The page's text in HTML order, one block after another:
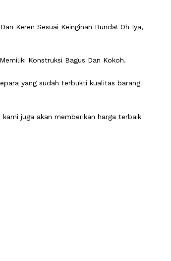
Keren Sesuai Keinginan Bunda! Oh Iya,
Konstruksi Bagus Dan Kokoh.
yang sudah terbukti kualitas barang
juga akan memberikan harga terbaik